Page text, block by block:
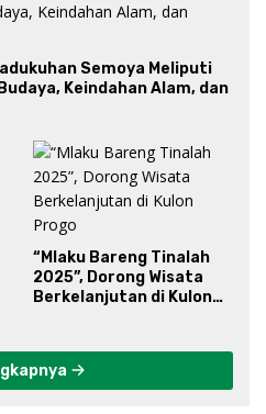
Semoya Meliputi
Keindahan Alam, dan
“Mlaku Bareng Tinalah
2025”, Dorong Wisata
Berkelanjutan di Kulon